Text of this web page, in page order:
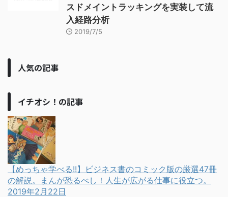
スドメイントラッキングを実装して流
入経路分析
2019/7/5
人気の記事
イチオシ！の記事
【めっちゃ学べる!!】ビジネス書のコミック版の厳選47冊
の解説。まんが恐るべし！人生が広がる仕事に役立つ。
2019年2月22日